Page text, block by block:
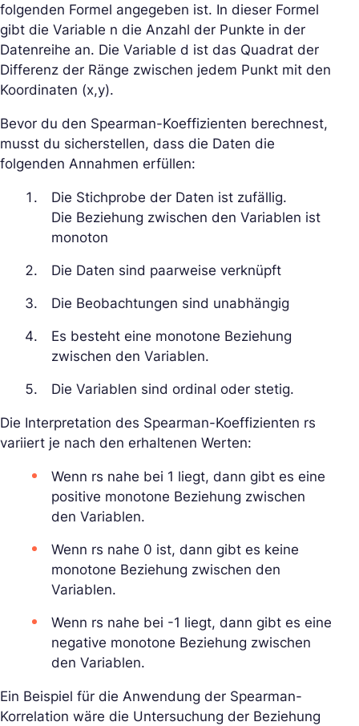
folgenden Formel angegeben ist. In dieser Formel
gibt die Variable n die Anzahl der Punkte in der
Datenreihe an. Die Variable d ist das Quadrat der
Differenz der Ränge zwischen jedem Punkt mit den
Koordinaten (x,y).
Bevor du den Spearman-Koeffizienten berechnest,
musst du sicherstellen, dass die Daten die
folgenden Annahmen erfüllen:
Die Stichprobe der Daten ist zufällig.
Die Beziehung zwischen den Variablen ist
monoton
Die Daten sind paarweise verknüpft
Die Beobachtungen sind unabhängig
Es besteht eine monotone Beziehung
zwischen den Variablen.
Die Variablen sind ordinal oder stetig.
Die Interpretation des Spearman-Koeffizienten rs
variiert je nach den erhaltenen Werten:
Wenn rs nahe bei 1 liegt, dann gibt es eine
positive monotone Beziehung zwischen
den Variablen.
Wenn rs nahe 0 ist, dann gibt es keine
monotone Beziehung zwischen den
Variablen.
Wenn rs nahe bei -1 liegt, dann gibt es eine
negative monotone Beziehung zwischen
den Variablen.
Ein Beispiel für die Anwendung der Spearman-
Korrelation wäre die Untersuchung der Beziehung